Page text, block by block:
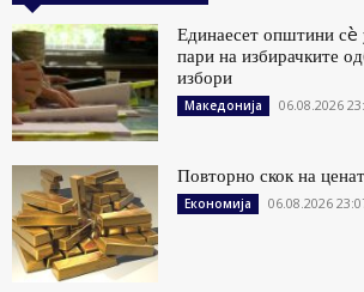
Единаесет општини
пари на избирачките
избори
Македонија 06.08.2026
Повторно скок на
Економија 06.08.2026